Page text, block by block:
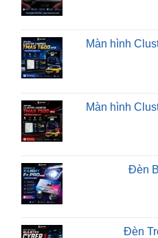
Màn hình
Màn hình
Đèn
Đèn